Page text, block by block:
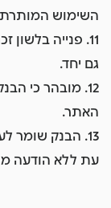
השימוש
11. פנייה
גם יחד.
12. מובהר כי
האתר.
13. הבנק שומר
עת ללא הודעה